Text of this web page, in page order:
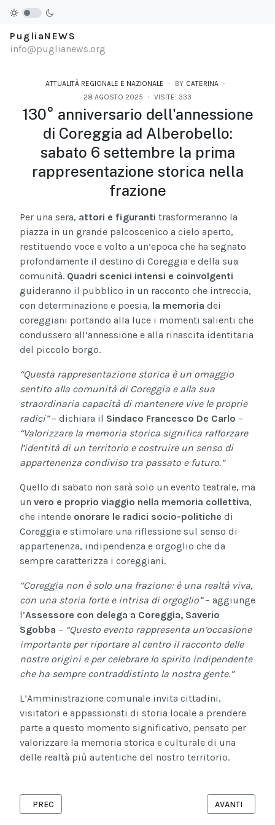
PugliaNEWS
info@puglianews.org
ATTUALITÀ REGIONALE E NAZIONALE BY CATERINA
28 AGOSTO 2025
VISITE: 333
130° anniversario dell'annessione
di Coreggia ad Alberobello:
sabato 6 settembre la prima
rappresentazione storica nella
frazione
Per una sera, attori e figuranti trasformeranno la
piazza in un grande palcoscenico a cielo aperto,
restituendo voce e volto a un’epoca che ha segnato
profondamente il destino di Coreggia e della sua
comunità. Quadri scenici intensi e coinvolgenti
guideranno il pubblico in un racconto che intreccia,
con determinazione e poesia, la memoria dei
coreggiani portando alla luce i momenti salienti che
condussero all’annessione e alla rinascita identitaria
del piccolo borgo.
“Questa rappresentazione storica è un omaggio
sentito alla comunità di Coreggia e alla sua
straordinaria capacità di mantenere vive le proprie
radici”– dichiara il Sindaco Francesco De Carlo –
“Valorizzare la memoria storica significa rafforzare
l’identità di un territorio e costruire un senso di
appartenenza condiviso tra passato e futuro.”
Quello di sabato non sarà solo un evento teatrale, ma
un vero e proprio viaggio nella memoria collettiva,
che intende onorare le radici socio-politiche di
Coreggia e stimolare una riflessione sul senso di
appartenenza, indipendenza e orgoglio che da
sempre caratterizza i coreggiani.
“Coreggia non è solo una frazione: è una realtà viva,
con una storia forte e intrisa di orgoglio”– aggiunge
l’Assessore con delega a Coreggia, Saverio
Sgobba – “Questo evento rappresenta un’occasione
importante per riportare al centro il racconto delle
nostre origini e per celebrare lo spirito indipendente
che ha sempre contraddistinto la nostra gente.”
L’Amministrazione comunale invita cittadini,
visitatori e appassionati di storia locale a prendere
parte a questo momento significativo, pensato per
valorizzare la memoria storica e culturale di una
delle realtà più autentiche del nostro territorio.
ARTICOLO PRECEDENTE: ALESSA XO PUBBLICA IL NUOVO
PREC ARTICOLO
AVANTI